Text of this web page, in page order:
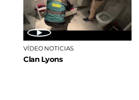
VÍDEO NOTICIAS
Clan Lyons